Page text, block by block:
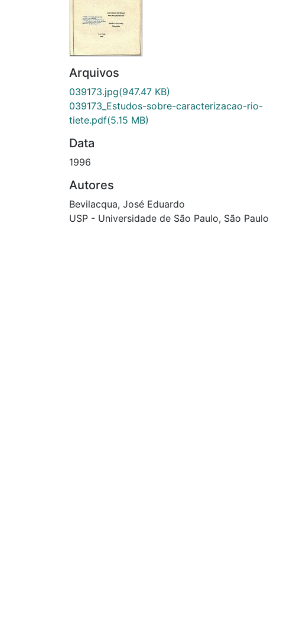
Arquivos
039173.jpg(947.47 KB)
039173_Estudos-sobre-caracterizacao-rio-
tiete.pdf(5.15 MB)
Data
1996
Autores
Bevilacqua, José Eduardo
USP - Universidade de São Paulo, São Paulo